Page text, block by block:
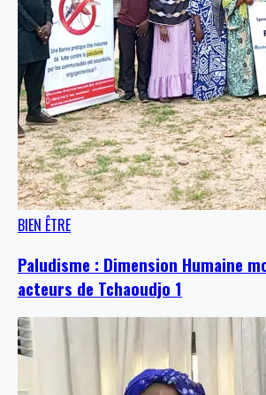
BIEN ÊTRE
Paludisme : Dimension Humaine
acteurs de Tchaoudjo 1